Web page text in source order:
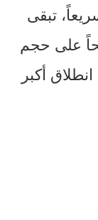
تبقى
على حجم
أكبر